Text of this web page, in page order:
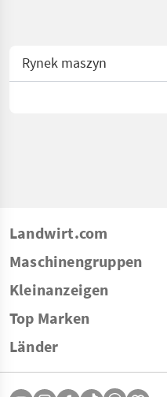
Rynek maszyn
Landwirt.com
Maschinengruppen
Kleinanzeigen
Top Marken
Länder